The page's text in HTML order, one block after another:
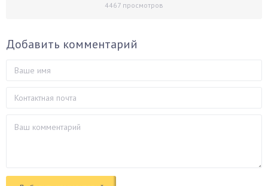
4467 просмотров
Добавить комментарий